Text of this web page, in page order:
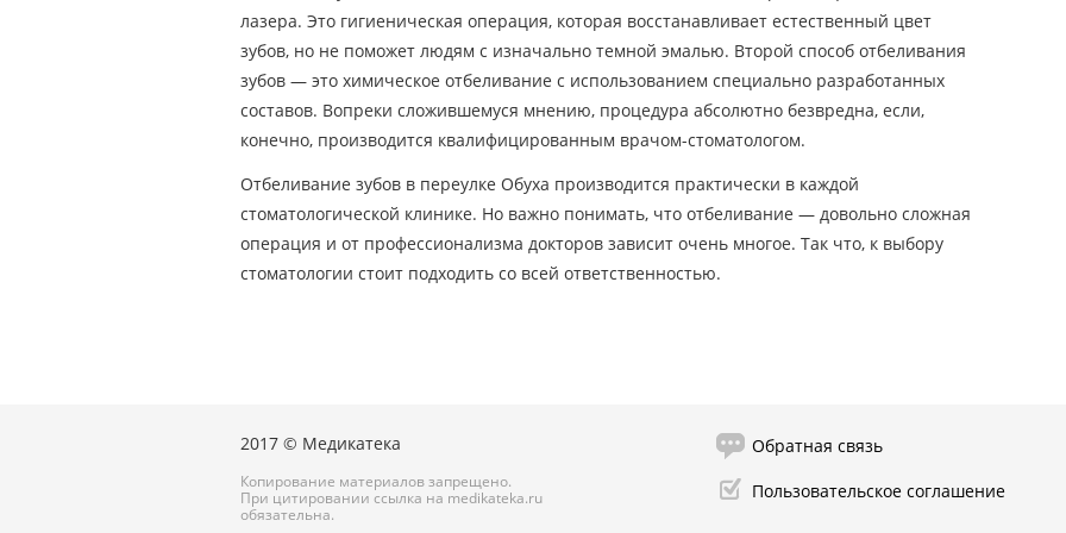
лазера. Это гигиеническая операция, которая восстанавливает естественный цвет
зубов, но не поможет людям с изначально темной эмалью. Второй способ отбеливания
зубов — это химическое отбеливание с использованием специально разработанных
составов. Вопреки сложившемуся мнению, процедура абсолютно безвредна, если,
конечно, производится квалифицированным врачом-стоматологом.
Отбеливание зубов в переулке Обуха производится практически в каждой
стоматологической клинике. Но важно понимать, что отбеливание — довольно сложная
операция и от профессионализма докторов зависит очень многое. Так что, к выбору
стоматологии стоит подходить со всей ответственностью.
2017 © Медикатека
Копирование материалов запрещено.
При цитировании ссылка на medikateka.ru
обязательна.
Обратная связь
Пользовательское соглашение